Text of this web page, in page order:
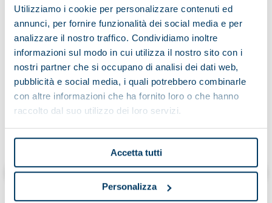
Utilizziamo i cookie per personalizzare contenuti ed
annunci, per fornire funzionalità dei social media e per
analizzare il nostro traffico. Condividiamo inoltre
informazioni sul modo in cui utilizza il nostro sito con i
nostri partner che si occupano di analisi dei dati web,
pubblicità e social media, i quali potrebbero combinarle
con altre informazioni che ha fornito loro o che hanno
raccolto dal suo utilizzo dei loro servizi.
Accetta tutti
Personalizza
Cliccando “invia” dichiaro di aver letto l’informativa
Send